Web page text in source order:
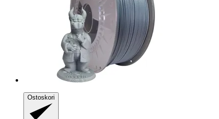
Ostoskori